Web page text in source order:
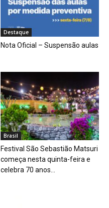
Destaque
Nota Oficial – Suspensão aulas
Brasil
Festival São Sebastião Matsuri
começa nesta quinta-feira e
celebra 70 anos...